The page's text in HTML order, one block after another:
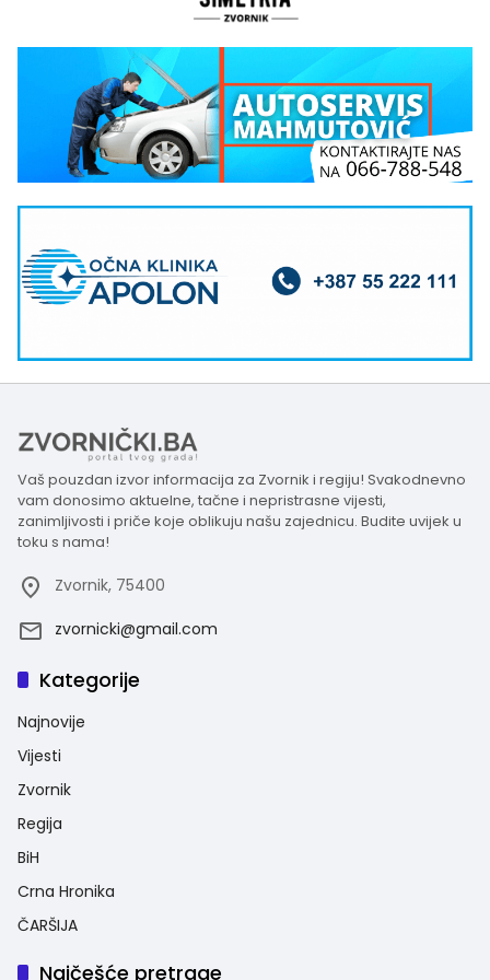
Vaš pouzdan izvor informacija za Zvornik i regiju! Svakodnevno
vam donosimo aktuelne, tačne i nepristrasne vijesti,
zanimljivosti i priče koje oblikuju našu zajednicu. Budite uvijek u
toku s nama!
Zvornik, 75400
zvornicki@gmail.com
Kategorije
Najnovije
Vijesti
Zvornik
Regija
BiH
Crna Hronika
ČARŠIJA
Najčešće pretrage